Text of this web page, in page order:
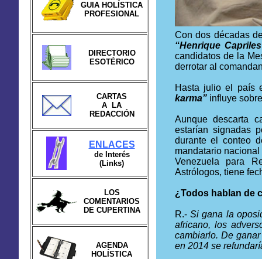
GUIA HOLÍSTICA
PROFESIONAL
DIRECTORIO
ESOTÉRICO
CARTAS
A LA
REDACCIÓN
ENLACES
de Interés
(Links)
LOS
COMENTARIOS
DE CUPERTINA
AGENDA
HOLÍSTICA
Con dos décadas
“Henrique
candidatos de la
derrotar al
Hasta julio el país
karma”influye
Aunque descarta
estarían signadas
durante el conteo
mandatario
Venezuela para
Astrólogos, tiene
¿Todos hablan de
R.- Si gana la
africano, los
cambiarlo. De
en 2014 se